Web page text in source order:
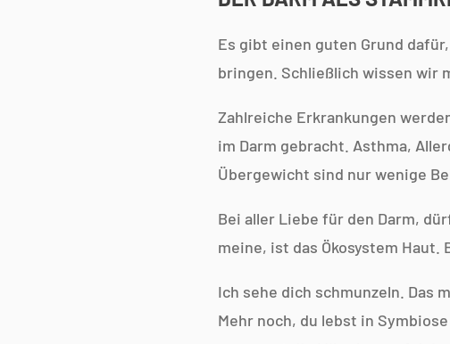
Es gibt einen guten Grund
bringen. Schließlich wissen wir
Zahlreiche Erkrankungen
im Darm gebracht. Asthma,
Übergewicht sind nur wenige
Bei aller Liebe für den Darm,
meine, ist das Ökosystem Haut.
Ich sehe dich schmunzeln. Das
Mehr noch, du lebst in